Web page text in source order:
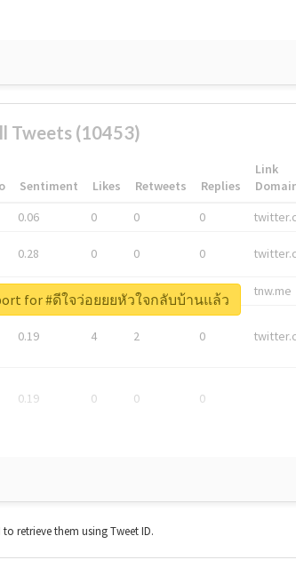
Tweets (10453)
Sentiment Likes Retweets Replies
Link
0.06 0 0 0
0.28 0 0 0
0 tnw.me
0.19 4 2 0
0.19 0 0 0
for #ดีใจว่อยยยหัวใจกลับบ้านแล้ว
retrieve them using Tweet ID.